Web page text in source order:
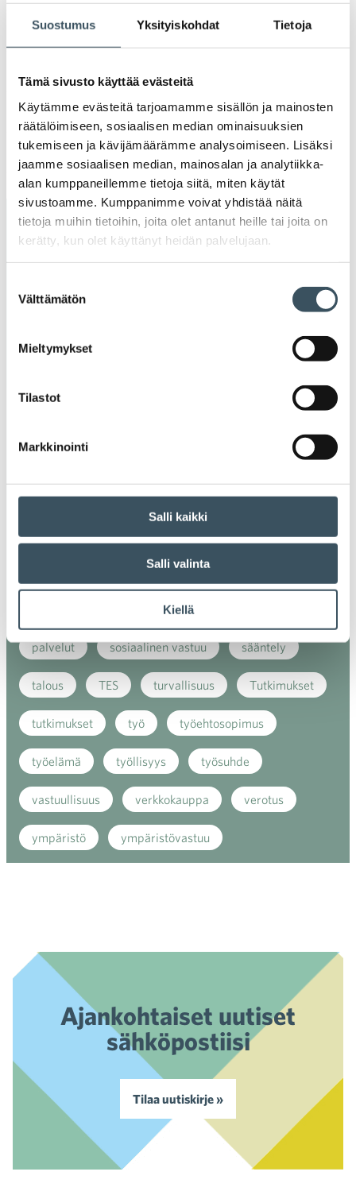
Suostumus Yksityiskohdat Tietoja
Tämä sivusto käyttää evästeitä
Käytämme evästeitä tarjoamamme sisällön ja mainosten
räätälöimiseen, sosiaalisen median ominaisuuksien
tukemiseen ja kävijämäärämme analysoimiseen. Lisäksi
jaamme sosiaalisen median, mainosalan ja analytiikka-
alan kumppaneillemme tietoja siitä, miten käytät
sivustoamme. Kumppanimme voivat yhdistää näitä
tietoja muihin tietoihin, joita olet antanut heille tai joita on
kerätty, kun olet käyttänyt heidän palvelujaan.
valinta
Välttämätön
Mieltymykset
Tilastot
Markkinointi
Salli kaikki
Salli valinta
Kiellä
2020
2018
2017
Avainsanat
alv arvonlisävero digikauppa
digiostaminen digitalisaatio
energiatehokkuus
kaupan näkymät
kiertotalous koronavirus koulutus
myynti
nuoret
palvelut sosiaalinen vastuu sääntely
talous TES turvallisuus Tutkimukset
tutkimukset työ työehtosopimus
työelämä työllisyys työsuhde
vastuullisuus verkkokauppa verotus
ympäristö ympäristövastuu
Ajankohtaiset uutiset
sähköpostiisi
Tilaa uutiskirje »